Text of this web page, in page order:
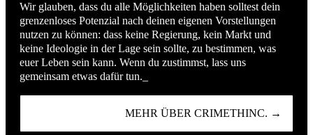
Wir glauben, dass du alle Möglichkeiten haben solltest dein
grenzenloses Potenzial nach deinen eigenen Vorstellungen
nutzen zu können: dass keine Regierung, kein Markt und
keine Ideologie in der Lage sein sollte, zu bestimmen, was
euer Leben sein kann. Wenn du zustimmst, lass uns
gemeinsam etwas dafür tun._
MEHR ÜBER CRIMETHINC. →